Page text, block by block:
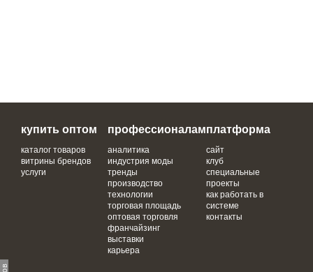
купить оптом
каталог товаров
витрины брендов
услуги
профессионалам
аналитика
индустрия моды
тренды
производство
технологии
торговая площадь
оптовая торговля
франчайзинг
выставки
карьера
платформа
сайт
клуб
специальные
проекты
как работать в
системе
контакты